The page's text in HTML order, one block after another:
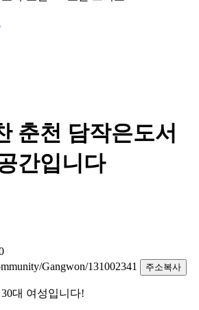
춘천 담작은도서
간입니다
Gangwon/131002341
주소복사
대 여성입니다!